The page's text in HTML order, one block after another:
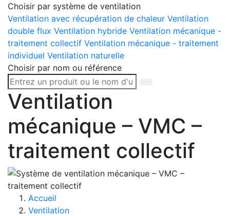
Choisir par système de ventilation
Ventilation avec récupération de chaleur Ventilation
double flux Ventilation hybride Ventilation mécanique -
traitement collectif Ventilation mécanique - traitement
individuel Ventilation naturelle
Choisir par nom ou référence
Ventilation
mécanique – VMC –
traitement collectif
Accueil
Ventilation